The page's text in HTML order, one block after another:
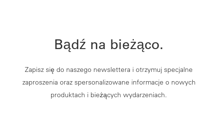
Bądź na bieżąco.
Zapisz się do naszego newslettera i otrzymuj specjalne
zaproszenia oraz spersonalizowane informacje o nowych
produktach i bieżących wydarzeniach.